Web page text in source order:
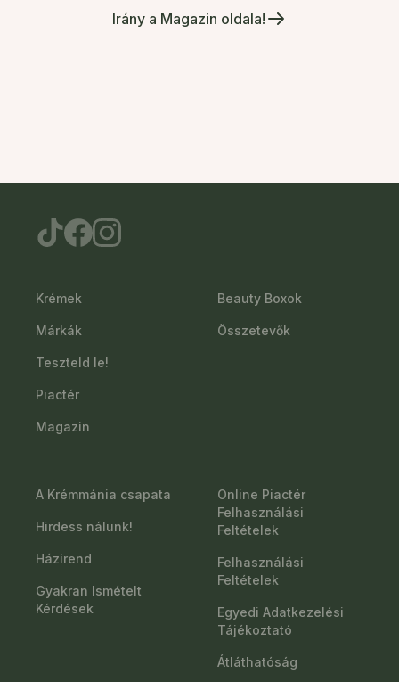
Irány a Magazin oldala!
Krémek
Márkák
Teszteld le!
Piactér
Magazin
Beauty Boxok
Összetevők
A Krémmánia csapata
Hirdess nálunk!
Házirend
Gyakran Ismételt
Kérdések
Online Piactér
Felhasználási
Feltételek
Felhasználási
Feltételek
Egyedi Adatkezelési
Tájékoztató
Átláthatóság